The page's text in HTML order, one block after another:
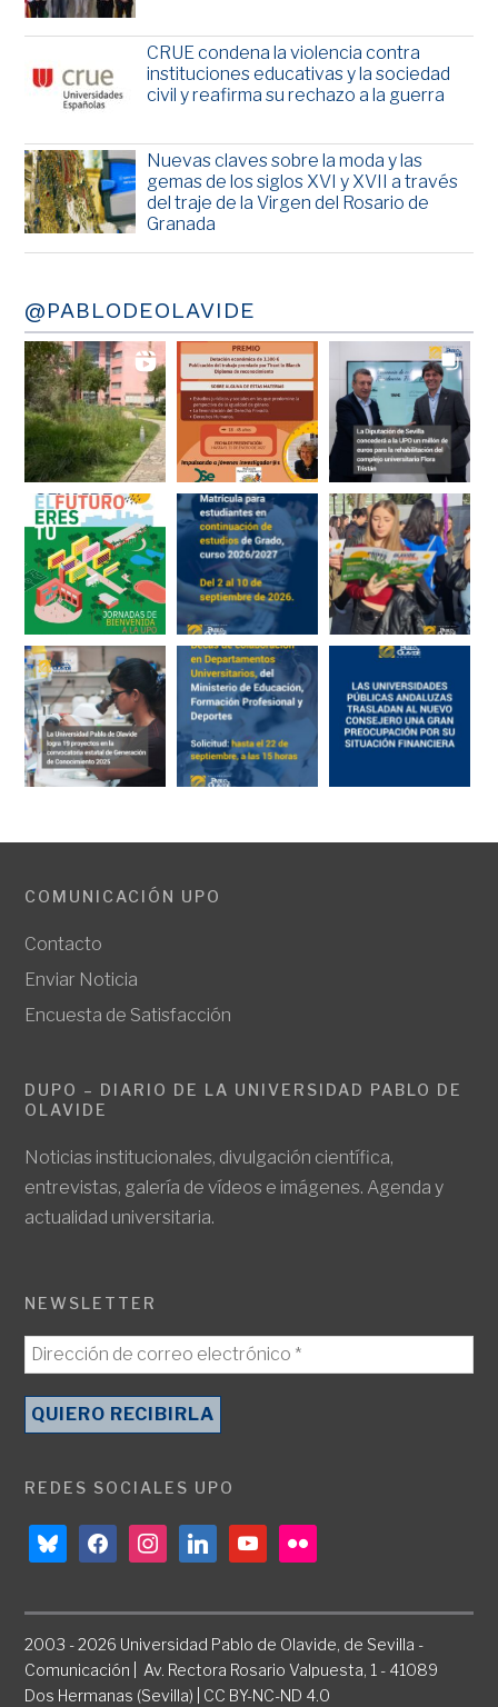
CRUE condena la violencia contra
instituciones educativas y la sociedad
civil y reafirma su rechazo a la guerra
Nuevas claves sobre la moda y las
gemas de los siglos XVI y XVII a través
del traje de la Virgen del Rosario de
Granada
@PABLODEOLAVIDE
COMUNICACIÓN UPO
Contacto
Enviar Noticia
Encuesta de Satisfacción
DUPO – DIARIO DE LA UNIVERSIDAD PABLO DE
OLAVIDE
Noticias institucionales, divulgación científica,
entrevistas, galería de vídeos e imágenes. Agenda y
actualidad universitaria.
NEWSLETTER
REDES SOCIALES UPO
blueskyfacebookinstagramlinkedinyoutubeflickr
2003 - 2026 Universidad Pablo de Olavide, de Sevilla -
Comunicación | Av. Rectora Rosario Valpuesta, 1 - 41089
Dos Hermanas (Sevilla) | CC BY-NC-ND 4.0